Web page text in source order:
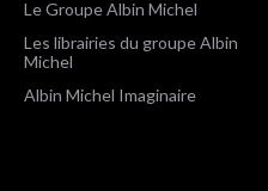
Le Groupe Albin Michel
Les librairies du groupe Albin
Michel
Albin Michel Imaginaire